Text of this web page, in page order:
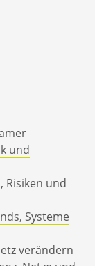
und
Risiken und
Systeme
verändern